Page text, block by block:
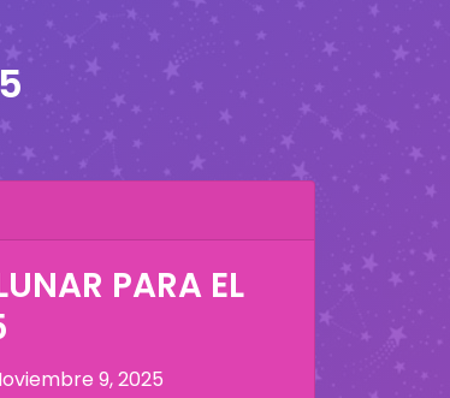
PARA EL
9, 2025